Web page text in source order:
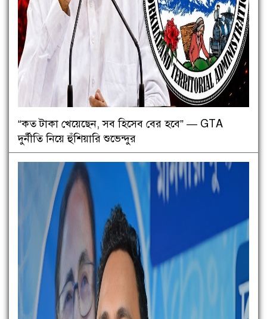
“কত টাকা খেয়েছেন, সব হিসেব বের হবে” — GTA
দুর্নীতি নিয়ে হুঁশিয়ারি শুভেন্দুর